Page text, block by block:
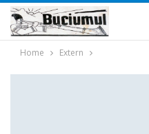
Home Extern